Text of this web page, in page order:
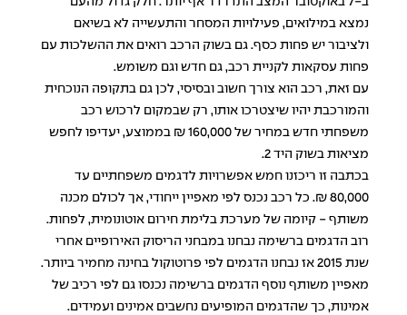
נמצא במילואים, פעילויות המסחר והתעשייה לא בשיאם
ולציבור יש פחות כסף. גם בשוק הרכב רואים את ההשלכות עם
פחות עסקאות לקניית רכב, גם חדש וגם משומש.
עם זאת, רכב הוא צורך חשוב ובסיסי, לכן גם בתקופה הנוכחית
והמורכבת יהיו שיצטרכו אותו, רק שבמקום לרכוש רכב
משפחתי חדש במחיר של 160,000 ₪ בממוצע, יעדיפו לחפש
מציאות בשוק היד 2.
בכתבה זו ריכזנו חמש אפשרויות לדגמים משפחתיים עד
80,000 ₪. כל רכב נכנס לפי מאפיין ייחודי, אך לכולם מכנה
משותף - קיומה של מערכת בלימת חירום אוטונומית, לפחות.
רוב הדגמים ברשימה נבחנו במבחני הריסוק האירופיים אחרי
שנת 2015 אז נבחנו הדגמים לפי פרוטוקול בחינה מחמיר ביותר.
מאפיין משותף נוסף הדגמים ברשימה נכנסו גם לפי רכיב של
אמינות, כך שהדגמים המופיעים נחשבים אמינים ועמידים.